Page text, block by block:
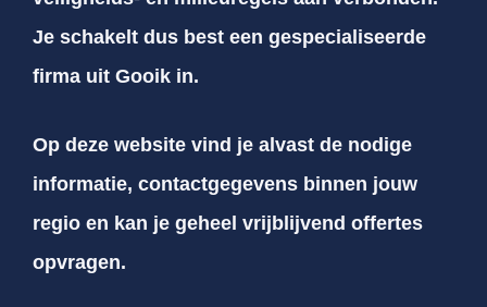
Je schakelt dus best een gespecialiseerde
firma uit Gooik in.
Op deze website vind je alvast de nodige
informatie, contactgegevens binnen jouw
regio en kan je geheel vrijblijvend offertes
opvragen.